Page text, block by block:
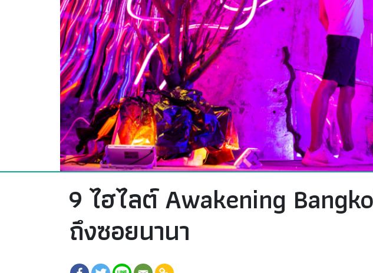
9 ไฮไลต์ Awakening
ถึงซอยนานา